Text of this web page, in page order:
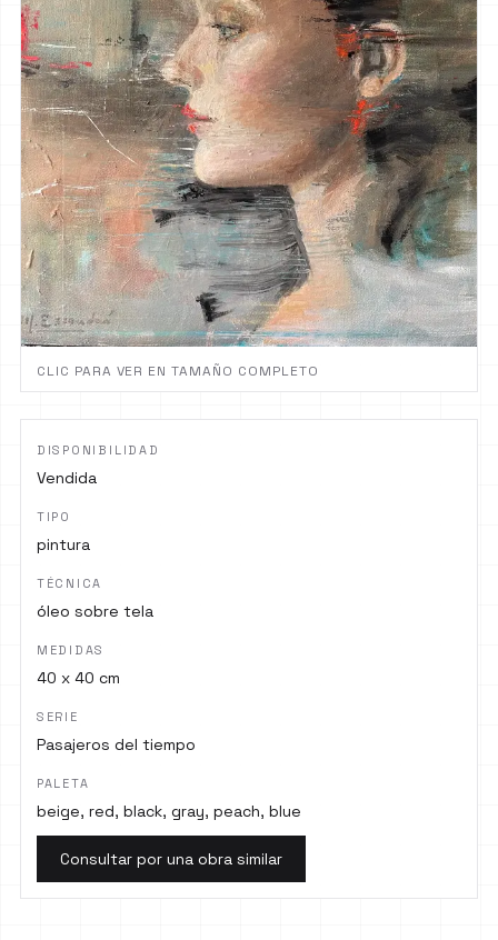
CLIC PARA VER EN TAMAÑO COMPLETO
DISPONIBILIDAD
Vendida
TIPO
pintura
TÉCNICA
óleo sobre tela
MEDIDAS
40 x 40 cm
SERIE
Pasajeros del tiempo
PALETA
beige, red, black, gray, peach, blue
Consultar por una obra similar